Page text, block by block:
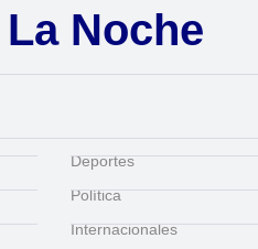
Noche
Deportes
Política
Internacionales